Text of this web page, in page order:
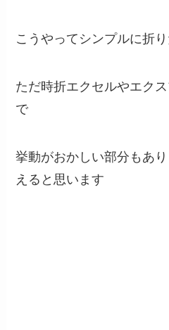
こうやってシンプルに折
ただ時折エクセルやエク
で
挙動がおかしい部分もあ
えると思います